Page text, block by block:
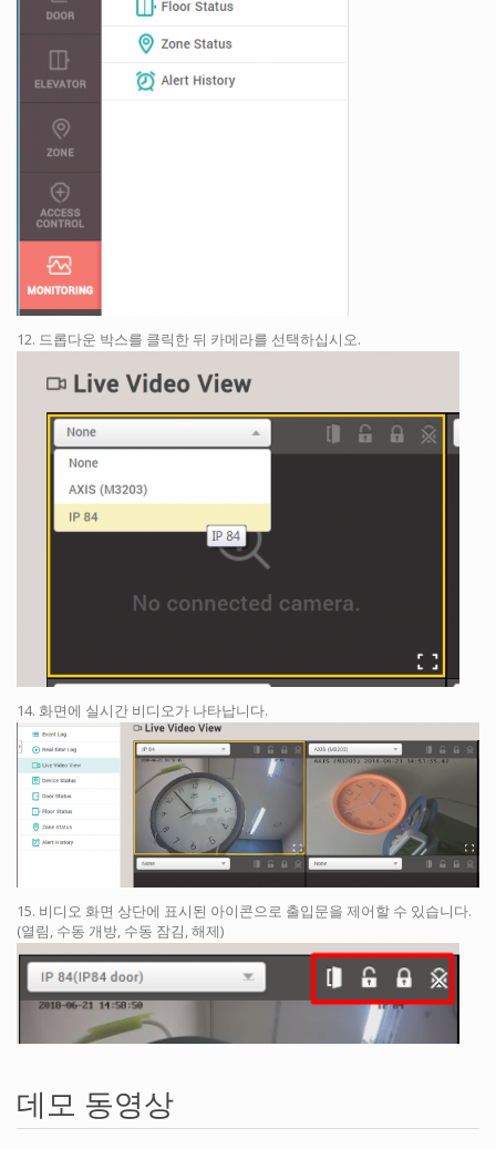
12. 드롭다운 박스를 클릭한 뒤 카메라를 선택하십시오.
14. 화면에 실시간 비디오가 나타납니다.
15. 비디오 화면 상단에 표시된 아이콘으로 출입문을 제어할 수 있습니다.
(열림, 수동 개방, 수동 잠김, 해제)
데모 동영상